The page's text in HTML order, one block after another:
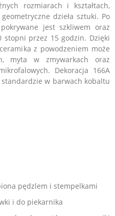
rozmiarach i kształtach,
dzieła sztuki. Po
jest szkliwem oraz
przez 15 godzin. Dzięki
z powodzeniem może
myta w zmywarkach oraz
Dekoracja 166A
w barwach kobaltu
pędzlem i stempelkami
i do piekarnika